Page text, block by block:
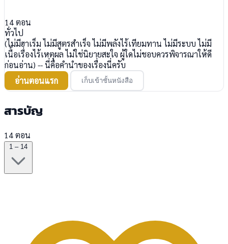
14ตอน
ทั่วไป
(ไม่มีฮาเร็ม ไม่มีสูตรสำเร็จ ไม่มีพลังไร้เทียมทาน ไม่มีระบบ ไม่มี
เนื้อเรื่องไร้เหตุผล ไม่ใช่นิยายสะใจ ผู้ใดไม่ชอบควรพิจารณาให้ดี
ก่อนอ่าน) -- นี่คือคำนำของเรื่องนี่ครับ
อ่านตอนแรก
เก็บเข้าชั้นหนังสือ
สารบัญ
14 ตอน
1 – 14